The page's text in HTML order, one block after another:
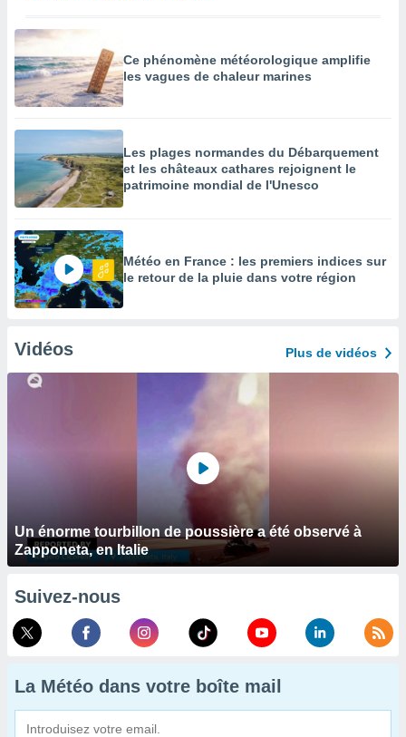
Ce phénomène météorologique amplifie
les vagues de chaleur marines
Les plages normandes du Débarquement
et les châteaux cathares rejoignent le
patrimoine mondial de l'Unesco
Météo en France : les premiers indices sur
le retour de la pluie dans votre région
Vidéos Plus de vidéos
Un énorme tourbillon de poussière a été observé à
Zapponeta, en Italie
Suivez-nous
La Météo dans votre boîte mail